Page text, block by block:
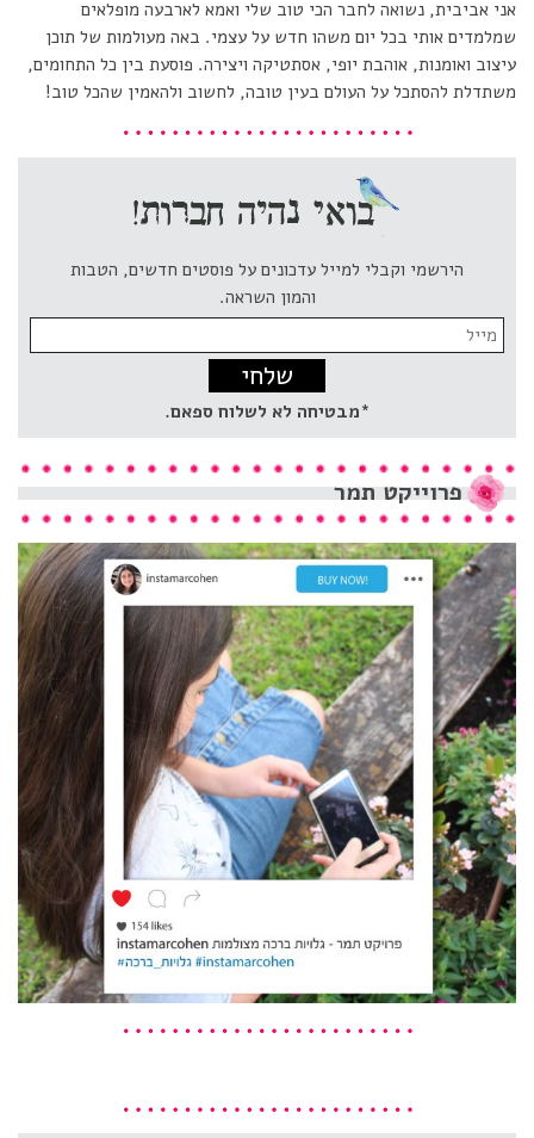
אני אביבית, נשואה לחבר הכי טוב שלי ואמא לארבעה מופלאים
שמלמדים אותי בכל יום משהו חדש על עצמי. באה מעולמות של תוכן
עיצוב ואומנות, אוהבת יופי, אסתטיקה ויצירה. פוסעת בין כל התחומים,
משתדלת להסתכל על העולם בעין טובה, לחשוב ולהאמין שהכל טוב!
הירשמי וקבלי למייל עדכונים על פוסטים חדשים, הטבות
והמון השראה.
Email
address:
*מבטיחה לא לשלוח ספאם.
פרוייקט תמר